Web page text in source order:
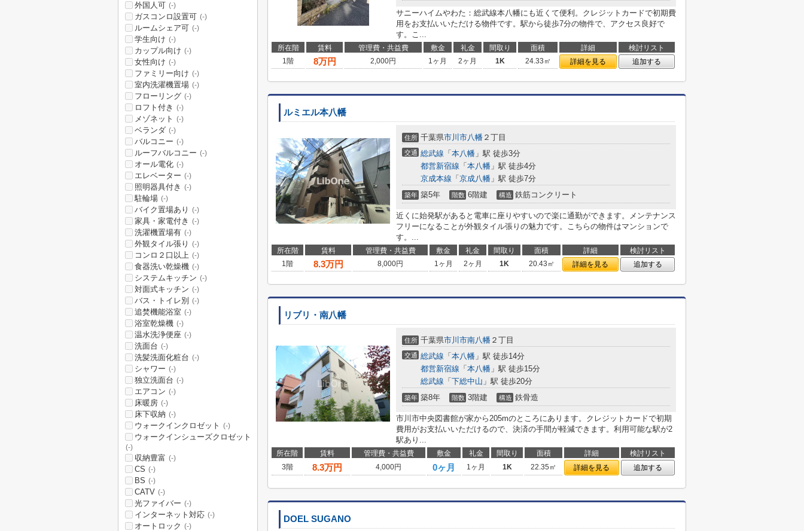
サニーハイムやわた：総武線本八幡にも近くて便利。クレジットカードで初期費
用をお支払いいただける物件です。駅から徒歩7分の物件で、アクセス良好で
す。こ...
所在階 賃料 管理費・共益費 敷金 礼金 間取り 面積 詳細
検討リスト
1階
8万円 2,000円 1ヶ月 2ヶ月 1K 24.33㎡ 詳細を見る 追加する
ルミエル本八幡
住所 千葉県市川市八幡 ２丁目
交通 総武線 「 本八幡 」駅 徒歩3分
都営新宿線 「 本八幡 」駅 徒歩4分
京成本線 「 京成八幡 」駅 徒歩7分
築年 築5年 階数 6階建 構造 鉄筋コンクリート
近くに始発駅があると電車に座りやすいので楽に通勤ができます。メンテナンス
フリーになることが外観タイル張りの魅力です。こちらの物件はマンションで
す。...
所在階 賃料 管理費・共益費 敷金 礼金 間取り 面積 詳細
検討リスト
1階
8.3万円 8,000円 1ヶ月 2ヶ月 1K 20.43㎡ 詳細を見る 追加する
リブリ・南八幡
住所 千葉県市川市南八幡 ２丁目
交通 総武線 「 本八幡 」駅 徒歩14分
都営新宿線 「 本八幡 」駅 徒歩15分
総武線 「 下総中山 」駅 徒歩20分
築年 築8年 階数 3階建 構造 鉄骨造
市川市中央図書館が家から205mのところにあります。クレジットカードで初期
費用がお支払いいただけるので、決済の手間が軽減できます。利用可能な駅が2
駅あり...
所在階 賃料 管理費・共益費 敷金 礼金 間取り 面積 詳細
検討リスト
3階
8.3万円 4,000円 0ヶ月 1ヶ月 1K 22.35㎡ 詳細を見る 追加する
DOEL SUGANO
外国人可 (-)
ガスコンロ設置可 (-)
ルームシェア可 (-)
学生向け (-)
カップル向け (-)
女性向け (-)
ファミリー向け (-)
室内洗濯機置場 (-)
フローリング (-)
ロフト付き (-)
メゾネット (-)
ベランダ (-)
バルコニー (-)
ルーフバルコニー (-)
オール電化 (-)
エレベーター (-)
照明器具付き (-)
駐輪場 (-)
バイク置場あり (-)
家具・家電付き (-)
洗濯機置場有 (-)
外観タイル張り (-)
コンロ２口以上 (-)
食器洗い乾燥機 (-)
システムキッチン (-)
対面式キッチン (-)
バス・トイレ別 (-)
追焚機能浴室 (-)
浴室乾燥機 (-)
温水洗浄便座 (-)
洗面台 (-)
洗髪洗面化粧台 (-)
シャワー (-)
独立洗面台 (-)
エアコン (-)
床暖房 (-)
床下収納 (-)
ウォークインクロゼット (-)
ウォークインシューズクロゼット
(-)
収納豊富 (-)
CS (-)
BS (-)
CATV (-)
光ファイバー (-)
インターネット対応 (-)
オートロック (-)